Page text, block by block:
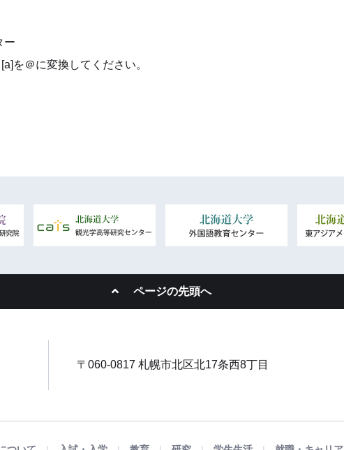
ー
に変換してください。
ページの先頭へ
〒060-0817 札幌市北区北17条西8丁目